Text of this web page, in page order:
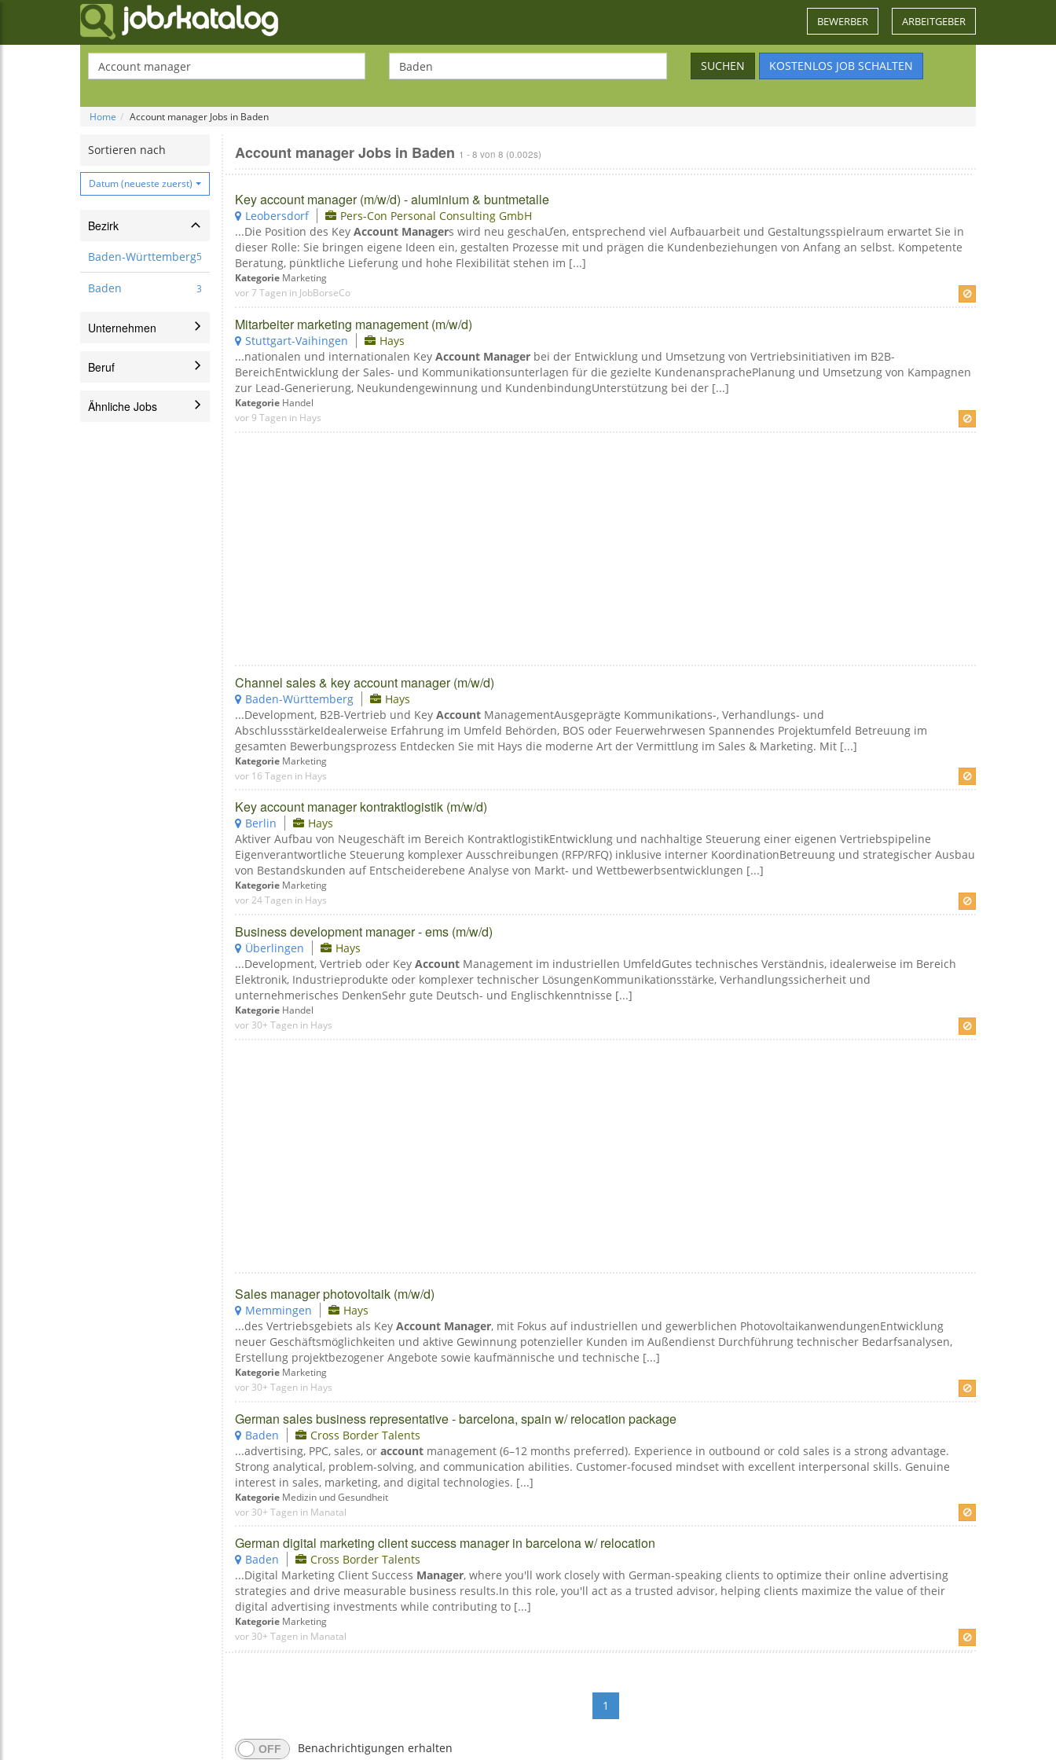
BEWERBER ARBEITGEBER
SUCHEN KOSTENLOS JOB SCHALTEN
Home Account manager Jobs in Baden
Sortieren nach
Datum (neueste zuerst)
Bezirk
Baden-Württemberg5
Baden 3
Unternehmen
Beruf
Online Marketing Baden
Ähnliche Jobs
Account manager Jobs in Baden 1 - 8 von 8 (0.002s)
Key account manager (m/w/d) - aluminium & buntmetalle
Leobersdorf
Pers-Con Personal Consulting GmbH
...Die Position des Key Account Managers wird neu geschaƯen, entsprechend viel Aufbauarbeit und Gestaltungsspielraum erwartet Sie in
dieser Rolle: Sie bringen eigene Ideen ein, gestalten Prozesse mit und prägen die Kundenbeziehungen von Anfang an selbst. Kompetente
Beratung, pünktliche Lieferung und hohe Flexibilität stehen im [...]
Kategorie Marketing
vor 7 Tagen in JobBorseCo
Mitarbeiter marketing management (m/w/d)
Stuttgart-Vaihingen
Hays
...nationalen und internationalen Key Account Manager bei der Entwicklung und Umsetzung von Vertriebsinitiativen im B2B-
BereichEntwicklung der Sales- und Kommunikationsunterlagen für die gezielte KundenansprachePlanung und Umsetzung von Kampagnen
zur Lead-Generierung, Neukundengewinnung und KundenbindungUnterstützung bei der [...]
Kategorie Handel
vor 9 Tagen in Hays
Channel sales & key account manager (m/w/d)
Baden-Württemberg
Hays
...Development, B2B-Vertrieb und Key Account ManagementAusgeprägte Kommunikations-, Verhandlungs- und
AbschlussstärkeIdealerweise Erfahrung im Umfeld Behörden, BOS oder Feuerwehrwesen Spannendes Projektumfeld Betreuung im
gesamten Bewerbungsprozess Entdecken Sie mit Hays die moderne Art der Vermittlung im Sales & Marketing. Mit [...]
Kategorie Marketing
vor 16 Tagen in Hays
Key account manager kontraktlogistik (m/w/d)
Berlin
Hays
Aktiver Aufbau von Neugeschäft im Bereich KontraktlogistikEntwicklung und nachhaltige Steuerung einer eigenen Vertriebspipeline
Eigenverantwortliche Steuerung komplexer Ausschreibungen (RFP/RFQ) inklusive interner KoordinationBetreuung und strategischer Ausbau
von Bestandskunden auf Entscheiderebene Analyse von Markt- und Wettbewerbsentwicklungen [...]
Kategorie Marketing
vor 24 Tagen in Hays
Business development manager - ems (m/w/d)
Überlingen
Hays
...Development, Vertrieb oder Key Account Management im industriellen UmfeldGutes technisches Verständnis, idealerweise im Bereich
Elektronik, Industrieprodukte oder komplexer technischer LösungenKommunikationsstärke, Verhandlungssicherheit und
unternehmerisches DenkenSehr gute Deutsch- und Englischkenntnisse [...]
Kategorie Handel
vor 30+ Tagen in Hays
Sales manager photovoltaik (m/w/d)
Memmingen
Hays
...des Vertriebsgebiets als Key Account Manager, mit Fokus auf industriellen und gewerblichen PhotovoltaikanwendungenEntwicklung
neuer Geschäftsmöglichkeiten und aktive Gewinnung potenzieller Kunden im Außendienst Durchführung technischer Bedarfsanalysen,
Erstellung projektbezogener Angebote sowie kaufmännische und technische [...]
Kategorie Marketing
vor 30+ Tagen in Hays
German sales business representative - barcelona, spain w/ relocation package
Baden
Cross Border Talents
...advertising, PPC, sales, or account management (6–12 months preferred). Experience in outbound or cold sales is a strong advantage.
Strong analytical, problem-solving, and communication abilities. Customer-focused mindset with excellent interpersonal skills. Genuine
interest in sales, marketing, and digital technologies. [...]
Kategorie Medizin und Gesundheit
vor 30+ Tagen in Manatal
German digital marketing client success manager in barcelona w/ relocation
Baden
Cross Border Talents
...Digital Marketing Client Success Manager, where you'll work closely with German-speaking clients to optimize their online advertising
strategies and drive measurable business results.In this role, you'll act as a trusted advisor, helping clients maximize the value of their
digital advertising investments while contributing to [...]
Kategorie Marketing
vor 30+ Tagen in Manatal
1
Benachrichtigungen erhalten